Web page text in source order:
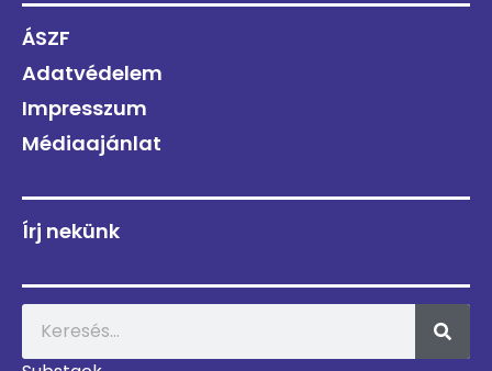
ÁSZF
Adatvédelem
Impresszum
Médiaajánlat
Írj nekünk